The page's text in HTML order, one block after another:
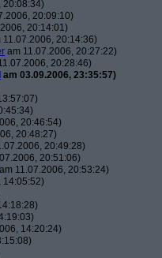
20:08:34)
20:09:10)
20:14:01)
11.07.2006, 20:14:36)
am 11.07.2006, 20:27:22)
20:28:46)
am 03.09.2006, 23:35:57)
20:46:54)
20:48:27)
20:49:28)
20:51:06)
am 11.07.2006, 20:53:24)
14:05:52)
14:20:24)